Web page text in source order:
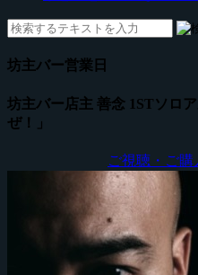
坊主バー営業日
坊主バー店主 善念 1STソロ
ぜ！」
ご視聴・ご購